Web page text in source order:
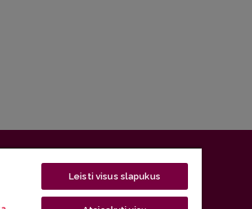
Vilnius
| El. paštasstudijos@flf.vu.lt
Leisti visus slapukus